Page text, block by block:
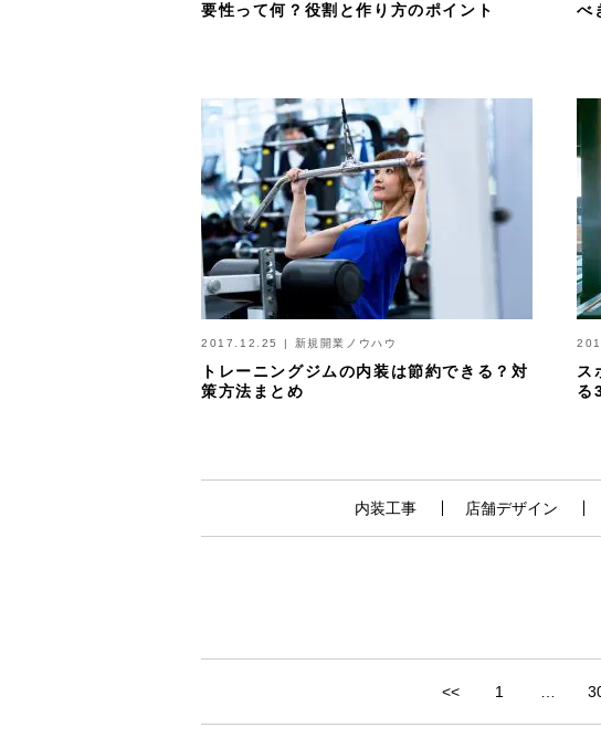
要性って何？役割と作り方のポイント
べ
2017.12.25 | 新規開業ノウハウ
トレーニングジムの内装は節約できる？対
策方法まとめ
ス
る
内装工事 店舗デザイン
<< 1